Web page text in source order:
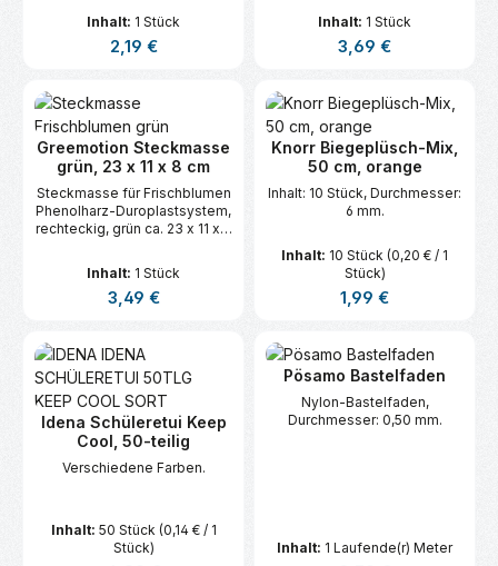
Inhalt: 1 Stück
Regulärer Preis:
2,19 €
Inhalt: 1 Stück
Regulärer Preis:
3,69 €
Greemotion Steckmasse
grün, 23 x 11 x 8 cm
Steckmasse für Frischblumen
Phenolharz-Duroplastsystem,
rechteckig, grün ca. 23 x 11 x 8
Inhalt: 1 Stück
Regulärer Preis:
3,49 €
Knorr Biegeplüsch-Mix,
50 cm, orange
Inhalt: 10 Stück, Durchmesser:
6 mm.
Inhalt: 10 Stück (0,20 € / 1
Stück)
Regulärer Preis:
1,99 €
Idena Schüleretui Keep
Cool, 50-teilig
Verschiedene Farben.
Inhalt: 50 Stück (0,14 € / 1
Stück)
Pösamo Bastelfaden
Nylon-Bastelfaden,
Durchmesser: 0,50 mm.
Inhalt: 1 Laufende(r) Meter